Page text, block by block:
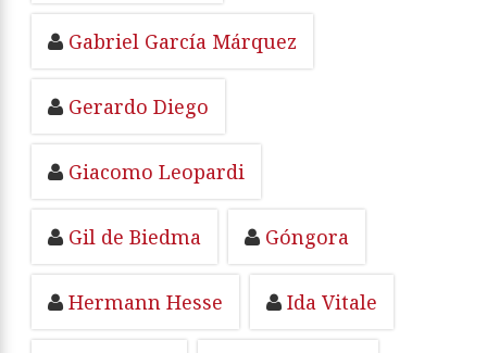
Gabriel García Márquez
Gerardo Diego
Giacomo Leopardi
Gil de Biedma Góngora
Hermann Hesse Ida Vitale